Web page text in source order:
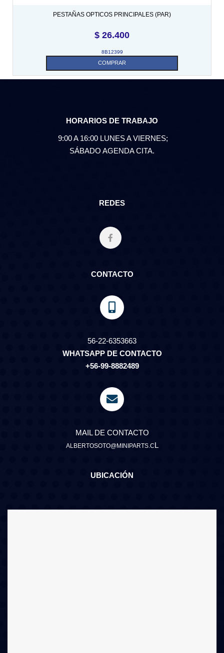
PESTAÑAS OPTICOS PRINCIPALES (PAR)
$ 26.400
8B12399
COMPRAR
HORARIOS DE TRABAJO
9:00 A 16:00 LUNES A VIERNES;
SÁBADO AGENDA CITA.
REDES
CONTACTO
56-22-6353663
WHATSAPP DE CONTACTO
+56-99-8882489
MAIL DE CONTACTO
ALBERTOSOTO@MINIPARTS.CL
UBICACIÓN